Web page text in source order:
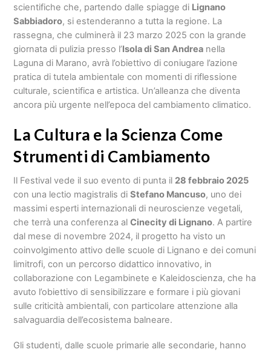
scientifiche che, partendo dalle spiagge di Lignano
Sabbiadoro, si estenderanno a tutta la regione. La
rassegna, che culminerà il 23 marzo 2025 con la grande
giornata di pulizia presso l’Isola di San Andrea nella
Laguna di Marano, avrà l’obiettivo di coniugare l’azione
pratica di tutela ambientale con momenti di riflessione
culturale, scientifica e artistica. Un’alleanza che diventa
ancora più urgente nell’epoca del cambiamento climatico.
La Cultura e la Scienza Come
Strumenti di Cambiamento
Il Festival vede il suo evento di punta il 28 febbraio 2025
con una lectio magistralis diStefano Mancuso, uno dei
massimi esperti internazionali di neuroscienze vegetali,
che terrà una conferenza alCinecity di Lignano. A partire
dal mese di novembre 2024, il progetto ha visto un
coinvolgimento attivo delle scuole di Lignano e dei comuni
limitrofi, con un percorso didattico innovativo, in
collaborazione con Legambinete e Kaleidoscienza, che ha
avuto l’obiettivo di sensibilizzare e formare i più giovani
sulle criticità ambientali, con particolare attenzione alla
salvaguardia dell’ecosistema balneare.
Gli studenti, dalle scuole primarie alle secondarie, hanno